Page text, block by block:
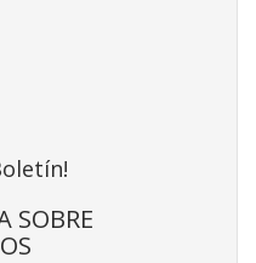
SOBRE